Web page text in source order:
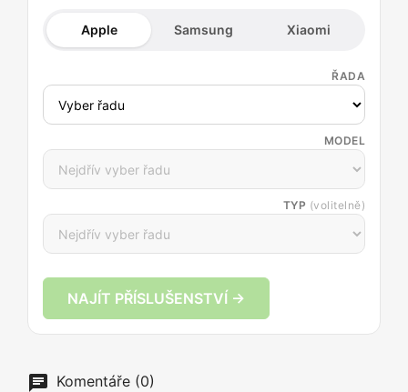
Apple Samsung Xiaomi
ŘADA
MODEL
TYP (volitelně)
NAJÍT PŘÍSLUŠENSTVÍ →
Komentáře (0)